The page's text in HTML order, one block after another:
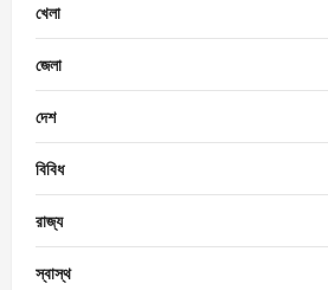
খেলা
জেলা
দেশ
বিবিধ
রাজ্য
স্বাস্থ